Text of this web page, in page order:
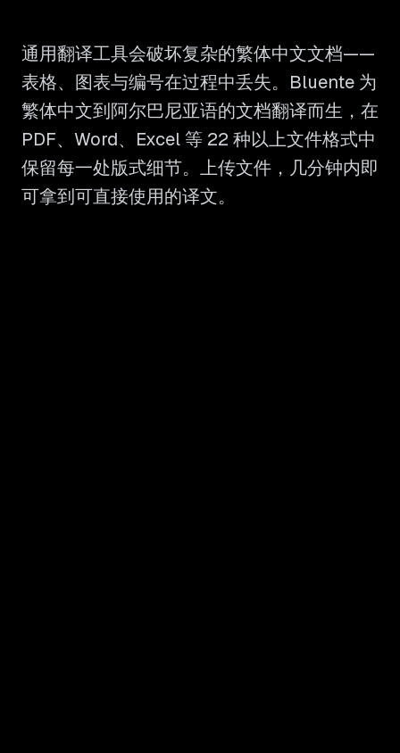
通用翻译工具会破坏复杂的繁体中文文档——
表格、图表与编号在过程中丢失。Bluente 为
繁体中文到阿尔巴尼亚语的文档翻译而生，在
PDF、Word、Excel 等 22 种以上文件格式中
保留每一处版式细节。上传文件，几分钟内即
可拿到可直接使用的译文。